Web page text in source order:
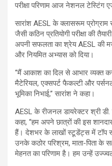
परीक्षा परिणाम आज नेशनल टेस्टिंग
सारांश AESL के क्लासरूम
जैसी कठिन प्रतियोगी परीक्षा की
अपनी सफलता का श्रेय AESL की
और नियमित अभ्यास को दिया।
“मैं आकाश का दिल से आभार व्यक्त
मैटेरियल, एक्सपर्ट फैकल्टी और
भूमिका निभाई,” सारांश ने कहा।
AESL के रीजनल डायरेक्टर श्री डी.
कहा, “हम अपने छात्रों की इस
हैं। देशभर के लाखों स्टूडेंट्स में टॉप
उनके कठोर परिश्रम, माता-पिता के
मेहनत का परिणाम है। हम उन्हें